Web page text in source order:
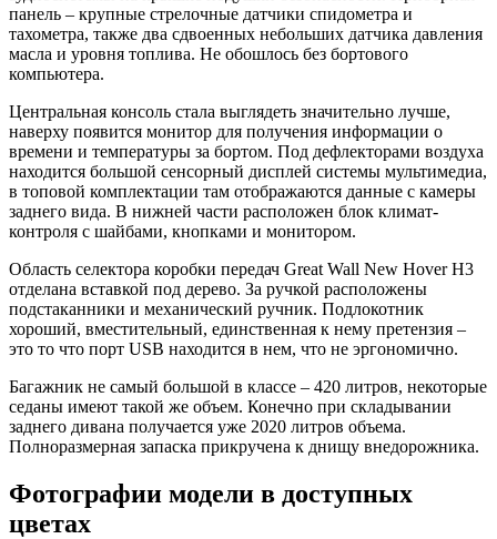
панель – крупные стрелочные датчики спидометра и
тахометра, также два сдвоенных небольших датчика давления
масла и уровня топлива. Не обошлось без бортового
компьютера.
Центральная консоль стала выглядеть значительно лучше,
наверху появится монитор для получения информации о
времени и температуры за бортом. Под дефлекторами воздуха
находится большой сенсорный дисплей системы мультимедиа,
в топовой комплектации там отображаются данные с камеры
заднего вида. В нижней части расположен блок климат-
контроля с шайбами, кнопками и монитором.
Область селектора коробки передач Great Wall New Hover H3
отделана вставкой под дерево. За ручкой расположены
подстаканники и механический ручник. Подлокотник
хороший, вместительный, единственная к нему претензия –
это то что порт USB находится в нем, что не эргономично.
Багажник не самый большой в классе – 420 литров, некоторые
седаны имеют такой же объем. Конечно при складывании
заднего дивана получается уже 2020 литров объема.
Полноразмерная запаска прикручена к днищу внедорожника.
Фотографии модели в доступных
цветах